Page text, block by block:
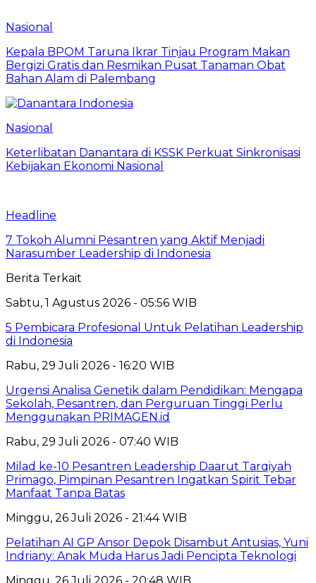
Nasional
Kepala BPOM Taruna Ikrar Tinjau Program Makan
Bergizi Gratis dan Resmikan Pusat Tanaman Obat
Bahan Alam di Palembang
Nasional
Keterlibatan Danantara di KSSK Perkuat Sinkronisasi
Kebijakan Ekonomi Nasional
Headline
7 Tokoh Alumni Pesantren yang Aktif Menjadi
Narasumber Leadership di Indonesia
Berita Terkait
Sabtu, 1 Agustus 2026 - 05:56 WIB
5 Pembicara Profesional Untuk Pelatihan Leadership
di Indonesia
Rabu, 29 Juli 2026 - 16:20 WIB
Urgensi Analisa Genetik dalam Pendidikan: Mengapa
Sekolah, Pesantren, dan Perguruan Tinggi Perlu
Menggunakan PRIMAGEN.id
Rabu, 29 Juli 2026 - 07:40 WIB
Milad ke-10 Pesantren Leadership Daarut Tarqiyah
Primago, Pimpinan Pesantren Ingatkan Spirit Tebar
Manfaat Tanpa Batas
Minggu, 26 Juli 2026 - 21:44 WIB
Pelatihan AI GP Ansor Depok Disambut Antusias, Yuni
Indriany: Anak Muda Harus Jadi Pencipta Teknologi